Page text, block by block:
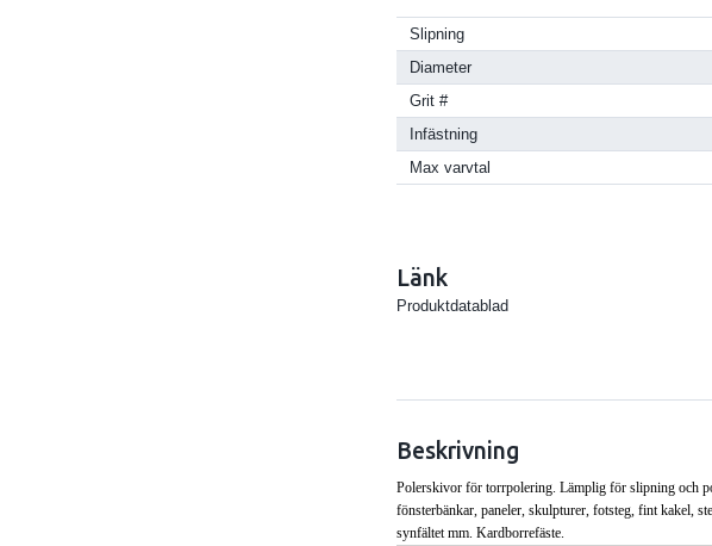
Slipning
Diameter
Grit #
Infästning
Max varvtal
Länk
Produktdatablad
Beskrivning
Polerskivor för torrpolering. Lämplig för slipning och
fönsterbänkar, paneler, skulpturer, fotsteg, fint kakel,
synfältet mm. Kardborrefäste.